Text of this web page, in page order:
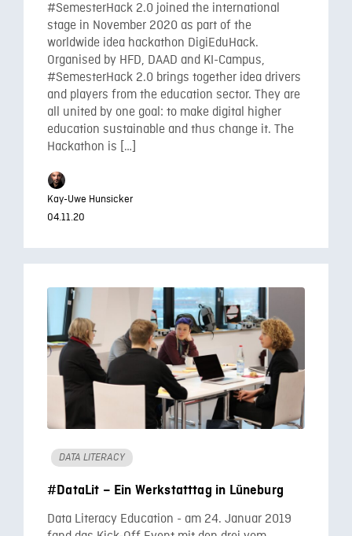
#SemesterHack 2.0 joined the international
stage in November 2020 as part of the
worldwide idea hackathon DigiEduHack.
Organised by HFD, DAAD and KI-Campus,
#SemesterHack 2.0 brings together idea drivers
and players from the education sector. They are
all united by one goal: to make digital higher
education sustainable and thus change it. The
Hackathon is […]
Kay-Uwe Hunsicker
04.11.20
DATA LITERACY
#DataLit – Ein Werkstatttag in Lüneburg
Data Literacy Education - am 24. Januar 2019